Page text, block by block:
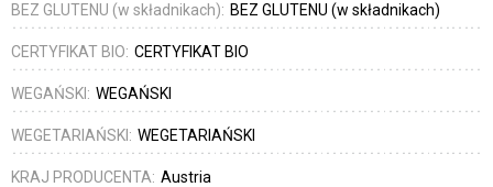
BEZ GLUTENU (w składnikach): BEZ GLUTENU (w składnikach)
CERTYFIKAT BIO: CERTYFIKAT BIO
WEGAŃSKI: WEGAŃSKI
WEGETARIAŃSKI: WEGETARIAŃSKI
KRAJ PRODUCENTA: Austria